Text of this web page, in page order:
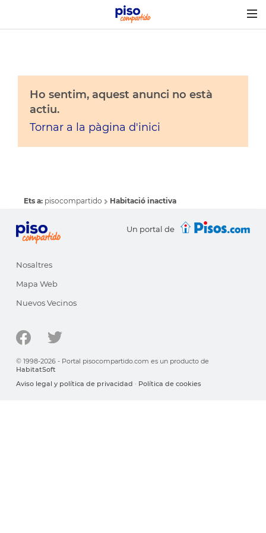
Ho sentim, aquest anunci no està
actiu.
Tornar a la pàgina d'inici
Ets a: pisocompartido Habitació inactiva
Un portal de
Nosaltres
Mapa Web
Nuevos Vecinos
© 1998-2026 - Portal pisocompartido.com es un producto de
HabitatSoft
Aviso legal y política de privacidad · Política de cookies